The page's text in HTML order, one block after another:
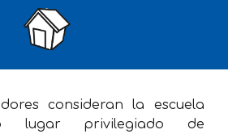
consideran la escuela
lugar privilegiado de